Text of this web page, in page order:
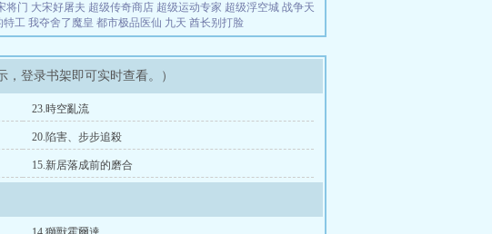
将门 大宋好屠夫 超级传奇商店 超级运动专家 超级浮空城 战争天
特工 我夺舍了魔皇 都市极品医仙 九天 酋长别打脸
，登录书架即可实时查看。）
23.時空亂流
20.陷害、步步追殺
15.新居落成前的磨合